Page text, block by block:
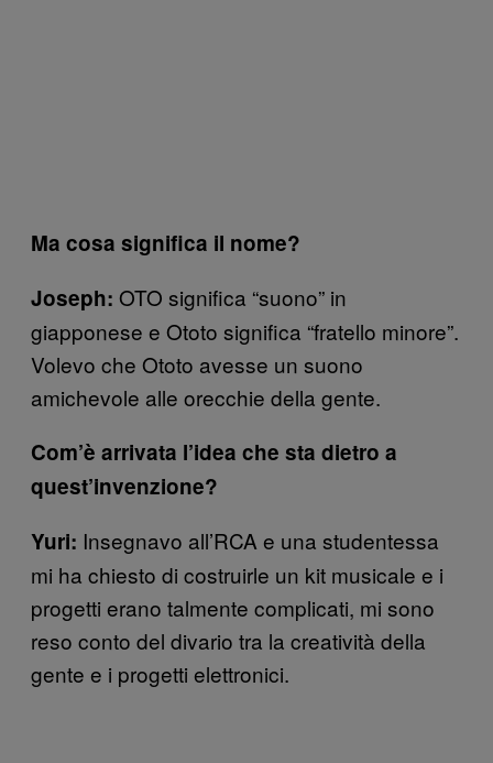
Ma cosa significa il nome?
Joseph: OTO significa “suono” in
giapponese e Ototo significa “fratello minore”.
Volevo che Ototo avesse un suono
amichevole alle orecchie della gente.
Com’è arrivata l’idea che sta dietro a
quest’invenzione?
Yuri: Insegnavo all’RCA e una studentessa
mi ha chiesto di costruirle un kit musicale e i
progetti erano talmente complicati, mi sono
reso conto del divario tra la creatività della
gente e i progetti elettronici.